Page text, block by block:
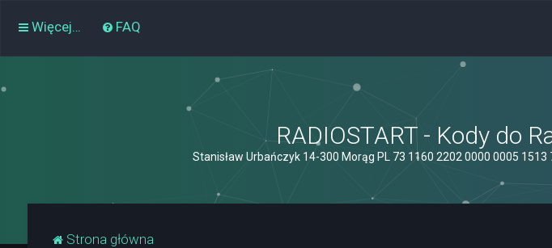
Więcej… FAQ
RADIOSTART - Kody do
Stanisław Urbańczyk 14-300 Morąg PL 73 1160 2202 0000 0005
Strona główna